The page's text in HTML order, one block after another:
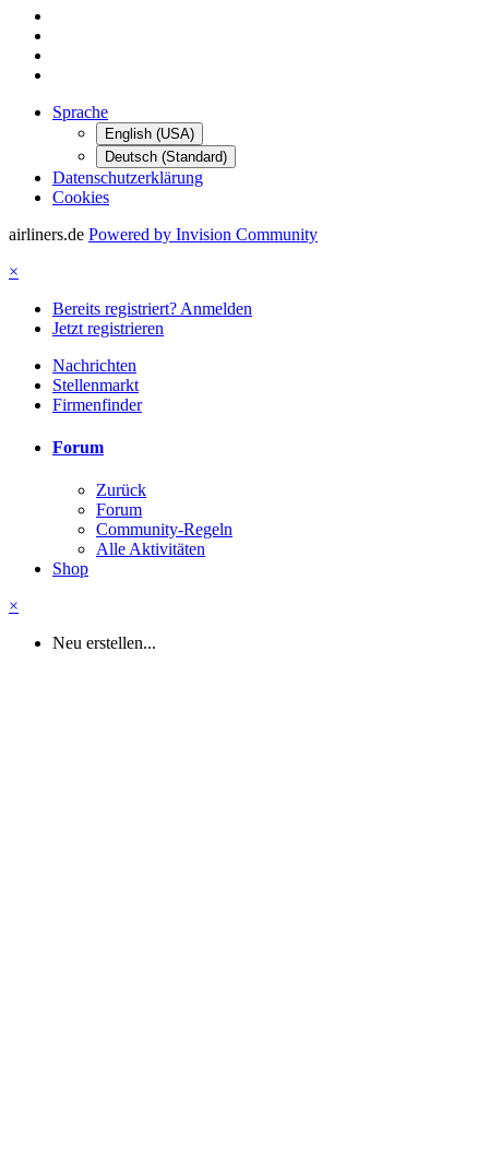
Sprache
English (USA)
Deutsch (Standard)
Datenschutzerklärung
Cookies
airliners.de Powered by Invision Community
×
Bereits registriert? Anmelden
Jetzt registrieren
Nachrichten
Stellenmarkt
Firmenfinder
Forum
Zurück
Forum
Community-Regeln
Alle Aktivitäten
Shop
×
Neu erstellen...